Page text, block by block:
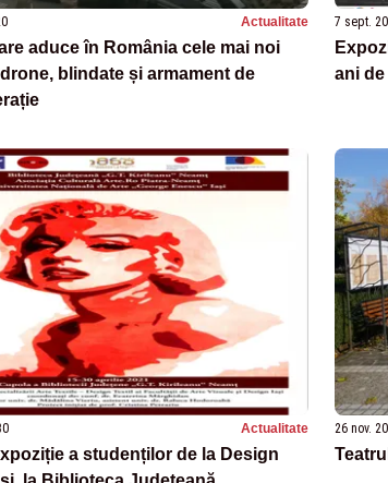
Actualitate
aduce în România cele mai noi
blindate și armament de
7 sept.
ani de
Actualitate
a studenților de la Design
26 nov.